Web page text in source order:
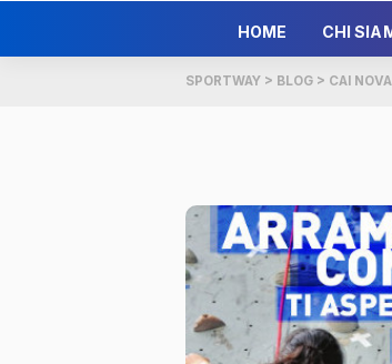
HOME CHI
SPORTWAY > BLOG > CAI